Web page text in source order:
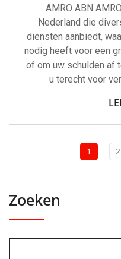
AMRO ABN
Nederland die
diensten aanbiedt,
nodig heeft voor een
of om uw schulden af
u terecht voor
1 2
Zoeken